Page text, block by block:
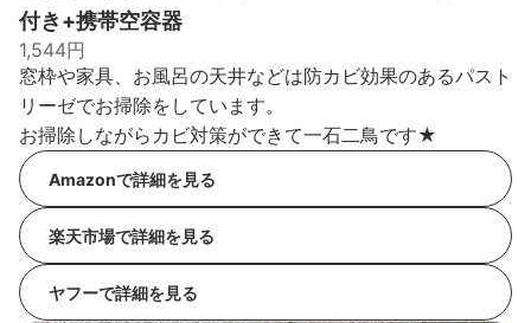
付き+携帯空容器
1,544円
窓枠や家具、お風呂の天井などは防カビ効果のあるパスト
リーゼでお掃除をしています。
お掃除しながらカビ対策ができて一石二鳥です★
Amazonで詳細を見る
楽天市場で詳細を見る
ヤフーで詳細を見る